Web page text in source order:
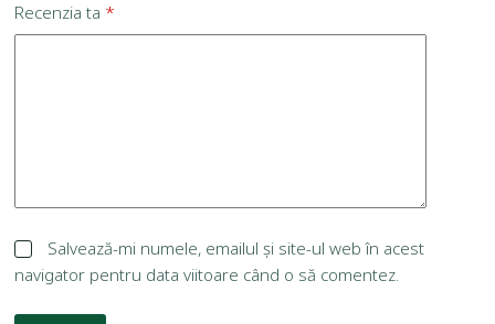
Recenzia ta *
Salvează-mi numele, emailul și site-ul web în acest
navigator pentru data viitoare când o să comentez.